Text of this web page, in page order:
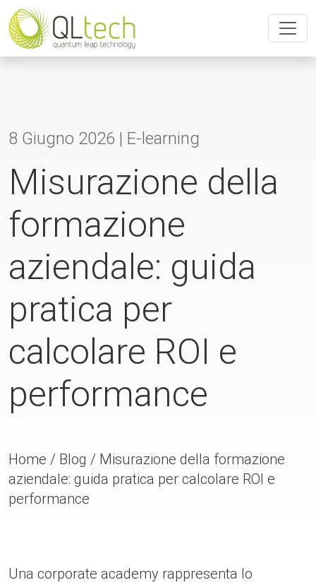
8 Giugno 2026 | E-learning
Misurazione della
formazione
aziendale: guida
pratica per
calcolare ROI e
performance
Home / Blog / Misurazione della formazione
aziendale: guida pratica per calcolare ROI e
performance
Una corporate academy rappresenta lo